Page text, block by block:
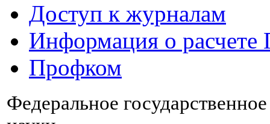
Доступ к журналам
Информация о
Профком
Федеральное